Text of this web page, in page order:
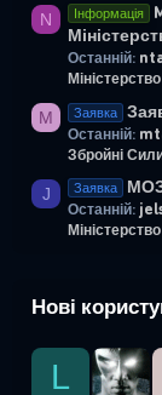
N Інформація
Останній:
M Заявка
Останній:
Збройні
J Заявка МОЗ
Останній:
Нові
L